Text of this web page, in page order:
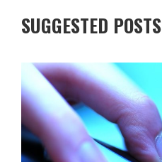
SUGGESTED POSTS